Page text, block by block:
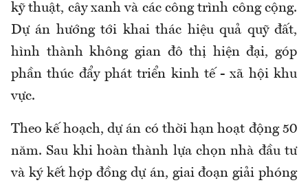
kỹ thuật, cây xanh và các công trình công cộng.
Dự án hướng tới khai thác hiệu quả quỹ đất,
hình thành không gian đô thị hiện đại, góp
phần thúc đẩy phát triển kinh tế - xã hội khu
vực.
Theo kế hoạch, dự án có thời hạn hoạt động 50
năm. Sau khi hoàn thành lựa chọn nhà đầu tư
và ký kết hợp đồng dự án, giai đoạn giải phóng